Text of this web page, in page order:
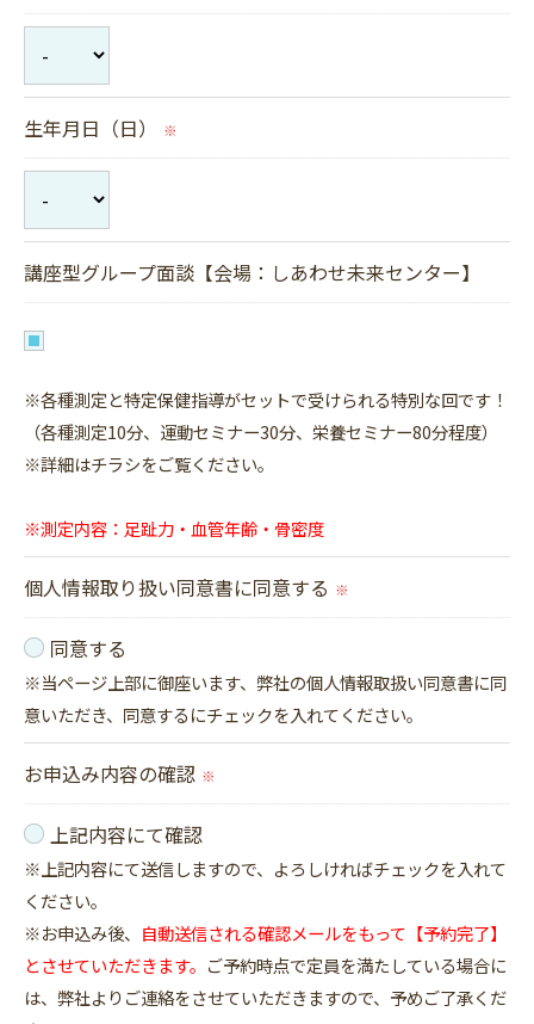
生年月日（日） ※
講座型グループ面談【会場：しあわせ未来センター】
※各種測定と特定保健指導がセットで受けられる特別な回です！
（各種測定10分、運動セミナー30分、栄養セミナー80分程度）
※詳細はチラシをご覧ください。
※測定内容：足趾力・血管年齢・骨密度
個人情報取り扱い同意書に同意する ※
同意する
※当ページ上部に御座います、弊社の個人情報取扱い同意書に同
意いただき、同意するにチェックを入れてください。
お申込み内容の確認 ※
上記内容にて確認
※上記内容にて送信しますので、よろしければチェックを入れて
ください。
※お申込み後、 自動送信される確認メールをもって【予約完了】
とさせていただきます。 ご予約時点で定員を満たしている場合に
は、弊社よりご連絡をさせていただきますので、予めご了承くだ